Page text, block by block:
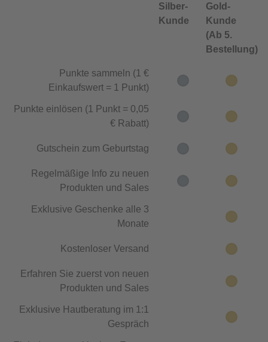
Silber-
Kunde
Gold-
Kunde
(Ab 5.
Bestellung)
Punkte sammeln (1 €
Einkaufswert = 1 Punkt)
Punkte einlösen (1 Punkt = 0,05
€ Rabatt)
Gutschein zum Geburtstag
Regelmäßige Info zu neuen
Produkten und Sales
Exklusive Geschenke alle 3
Monate
Kostenloser Versand
Erfahren Sie zuerst von neuen
Produkten und Sales
Exklusive Hautberatung im 1:1
Gespräch